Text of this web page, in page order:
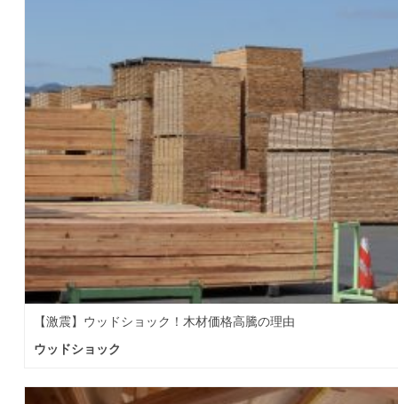
【激震】ウッドショック！木材価格高騰の理由
ウッドショック